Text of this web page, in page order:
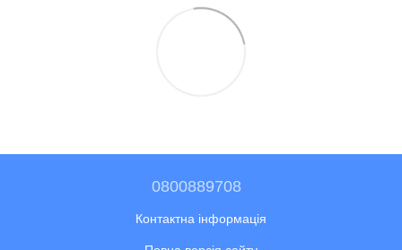
0800889708
Контактна інформація